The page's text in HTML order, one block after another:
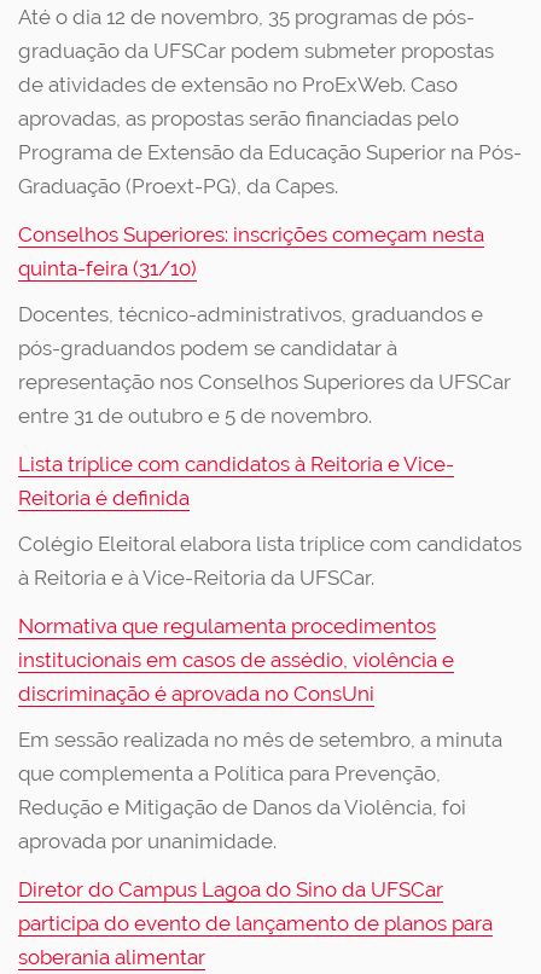
Até o dia 12 de novembro, 35 programas de pós-
graduação da UFSCar podem submeter propostas
de atividades de extensão no ProExWeb. Caso
aprovadas, as propostas serão financiadas pelo
Programa de Extensão da Educação Superior na Pós-
Graduação (Proext-PG), da Capes.
Conselhos Superiores: inscrições começam nesta
quinta-feira (31/10)
Docentes, técnico-administrativos, graduandos e
pós-graduandos podem se candidatar à
representação nos Conselhos Superiores da UFSCar
entre 31 de outubro e 5 de novembro.
Lista tríplice com candidatos à Reitoria e Vice-
Reitoria é definida
Colégio Eleitoral elabora lista tríplice com candidatos
à Reitoria e à Vice-Reitoria da UFSCar.
Normativa que regulamenta procedimentos
institucionais em casos de assédio, violência e
discriminação é aprovada no ConsUni
Em sessão realizada no mês de setembro, a minuta
que complementa a Política para Prevenção,
Redução e Mitigação de Danos da Violência, foi
aprovada por unanimidade.
Diretor do Campus Lagoa do Sino da UFSCar
participa do evento de lançamento de planos para
soberania alimentar